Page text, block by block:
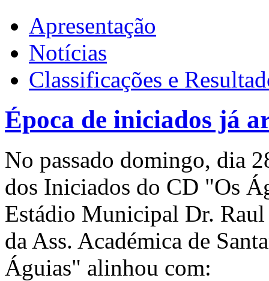
Apresentação
Notícias
Classificações e
Época de iniciados já
No passado domingo, dia
dos Iniciados do CD "Os
Estádio Municipal Dr. Raul
da Ass. Académica de
Águias" alinhou com: